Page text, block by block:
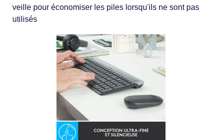
veille pour économiser les piles lorsqu'ils ne sont pas
utilisés